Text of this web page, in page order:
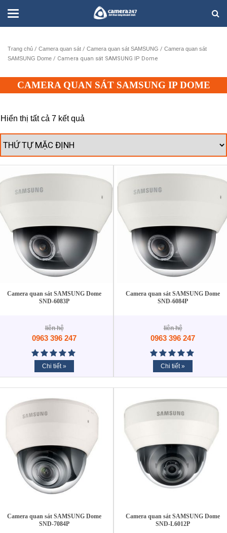
Trang chủ / Camera quan sát / Camera quan sát SAMSUNG / Camera quan sát
SAMSUNG Dome / Camera quan sát SAMSUNG IP Dome
CAMERA QUAN SÁT SAMSUNG IP DOME
Hiển thị tất cả 7 kết quả
Camera quan sát SAMSUNG Dome
SND-6083P
liên hệ
0963 396 247
Chi tiết »
Camera quan sát SAMSUNG Dome
SND-6084P
liên hệ
0963 396 247
Chi tiết »
Camera quan sát SAMSUNG Dome
SND-7084P
Camera quan sát SAMSUNG Dome
SND-L6012P